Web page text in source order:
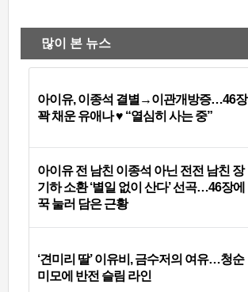
많이 본 뉴스
아이유, 이종석 결별→이관개방증…46장
꽉 채운 유애나 ♥ “열심히 사는 중”
아이유 전 남친 이종석 아닌 전전 남친 장
기하 소환 ‘별일 없이 산다’ 선곡…46장에
꾹 눌러 담은 근황
‘견미리 딸’ 이유비, 금수저의 여유…청순
미모에 반전 슬림 라인